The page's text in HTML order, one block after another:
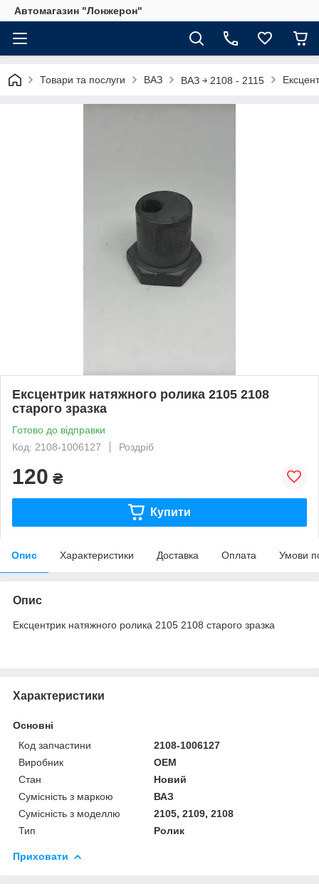
Автомагазин "Лонжерон"
Товари та послуги ВАЗ ВАЗ ￫ 2108 - 2115
Ексцентрик натяжного ролика 2105 2108
старого зразка
Готово до відправки
Код: 2108-1006127
Роздріб
120 ₴
Купити
Опис Характеристики Доставка Оплата Умови
Опис
Ексцентрик натяжного ролика 2105 2108 старого зразка
Характеристики
Основні
Код запчастини
2108-1006127
Виробник
OEM
Стан
Новий
Сумісність з маркою
ВАЗ
Сумісність з моделлю
2105, 2109, 2108
Тип
Ролик
Приховати